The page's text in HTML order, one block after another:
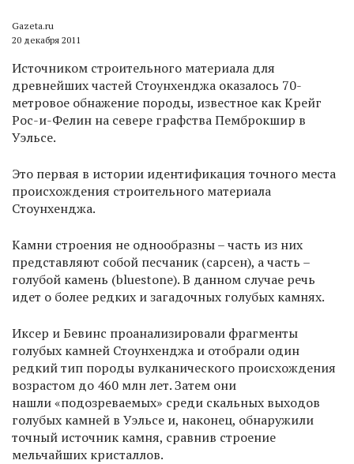
Gazeta.ru
20 декабря 2011
Источником строительного материала для
древнейших частей Стоунхенджа оказалось 70-
метровое обнажение породы, известное как Крейг
Рос-и-Фелин на севере графства Пемброкшир в
Уэльсе.
Это первая в истории идентификация точного места
происхождения строительного материала
Стоунхенджа.
Камни строения не однообразны – часть из них
представляют собой песчаник (сарсен), а часть –
голубой камень (bluestone). В данном случае речь
идет о более редких и загадочных голубых камнях.
Иксер и Бевинс проанализировали фрагменты
голубых камней Стоунхенджа и отобрали один
редкий тип породы вулканического происхождения
возрастом до 460 млн лет. Затем они
нашли «подозреваемых» среди скальных выходов
голубых камней в Уэльсе и, наконец, обнаружили
точный источник камня, сравнив строение
мельчайших кристаллов.